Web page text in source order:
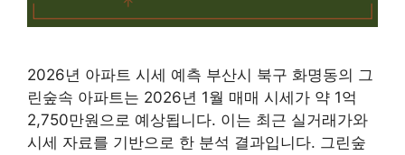
2026년 아파트 시세 예측 부산시 북구 화명동의 그
린숲속 아파트는 2026년 1월 매매 시세가 약 1억
2,750만원으로 예상됩니다. 이는 최근 실거래가와
시세 자료를 기반으로 한 분석 결과입니다. 그린숲